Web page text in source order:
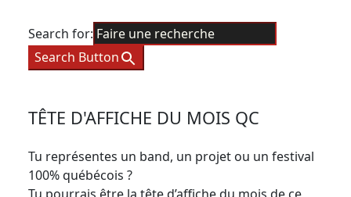
Search for:
Search Button
TÊTE D'AFFICHE DU MOIS QC
Tu représentes un band, un projet ou un festival
100% québécois ?